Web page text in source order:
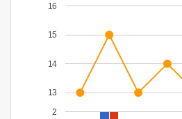
2
13
14
15
16